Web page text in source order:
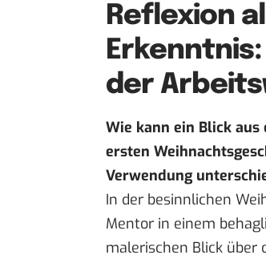
Reflexion
der
Wie kann ein Blick
ersten
Verwendung
In der besinnlichen
Mentor in einem
malerischen Blick über